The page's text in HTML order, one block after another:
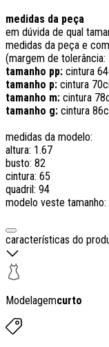
medidas da peça
em dúvida de qual
medidas da peça e
(margem de
tamanho pp: cintura
tamanho p: cintura
tamanho m: cintura
tamanho g: cintura
medidas da modelo:
altura: 1.67
busto: 82
cintura: 65
quadril: 94
modelo veste tamanho:
características do
Modelagemcurto